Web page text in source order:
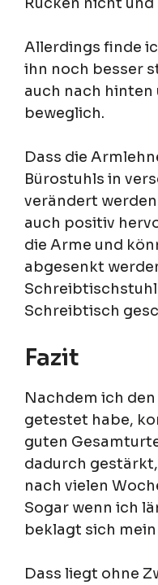
Allerdings finde
ihn noch besser
auch nach hinten
beweglich.
Dass die
Bürostuhls in
verändert
auch positiv
die Arme und
abgesenkt
Schreibtisch
Fazit
Nachdem ich
getestet habe,
guten
dadurch
nach vielen
Sogar wenn ich
beklagt sich
Dass liegt ohne